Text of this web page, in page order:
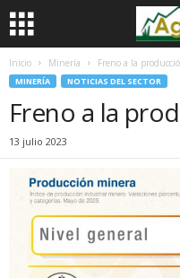
Inicio Minería Freno a la
MINERÍA NOTICIAS DEL SECTOR
Freno a la
13 julio 2023